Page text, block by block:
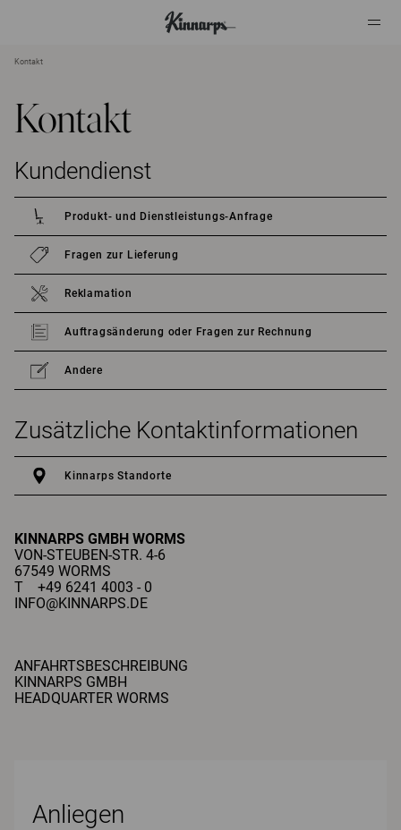
Kontakt
Kontakt
Kundendienst
Produkt- und Dienstleistungs-Anfrage
Fragen zur Lieferung
Reklamation
Auftragsänderung oder Fragen zur Rechnung
Andere
Zusätzliche Kontaktinformationen
Kinnarps Standorte
KINNARPS GMBH WORMS
VON-STEUBEN-STR. 4-6
67549 WORMS
T +49 6241 4003 - 0
INFO@KINNARPS.DE
ANFAHRTSBESCHREIBUNG
KINNARPS GMBH
HEADQUARTER WORMS
Anliegen